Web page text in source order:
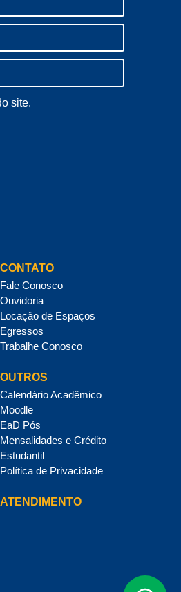
site.
CONTATO
Fale Conosco
Ouvidoria
Locação de Espaços
Egressos
Trabalhe Conosco
OUTROS
Calendário Acadêmico
Moodle
EaD Pós
Mensalidades e Crédito
Estudantil
Política de Privacidade
ATENDIMENTO